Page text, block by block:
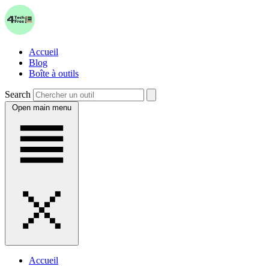
Accueil
Blog
Boîte à outils
Search
Open main menu
Accueil